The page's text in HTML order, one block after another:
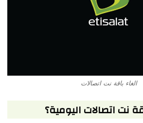
الغاء باقة نت اتصالات
نت اتصالات اليومية؟